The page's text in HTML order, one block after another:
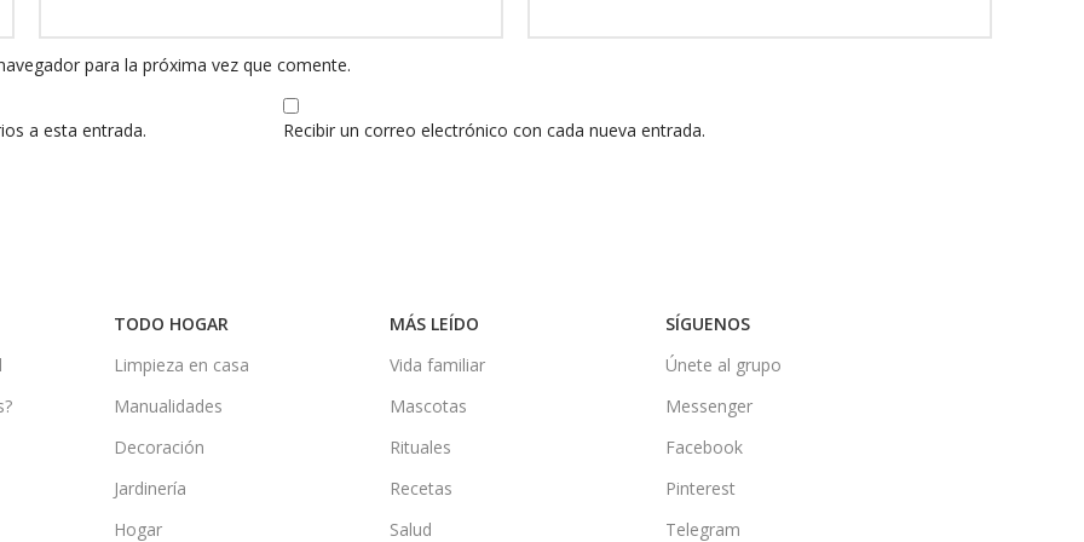
para la próxima vez que comente.
a esta entrada. Recibir un correo electrónico con cada nueva entrada.
TODO HOGAR
Limpieza en casa
Manualidades
Decoración
Jardinería
Hogar
MÁS LEÍDO
Vida familiar
Mascotas
Rituales
Recetas
Salud
SÍGUENOS
Únete al grupo
Messenger
Facebook
Pinterest
Telegram